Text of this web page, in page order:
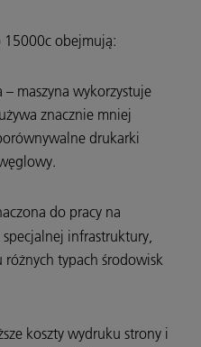
15000c obejmują:
– maszyna wykorzystuje
znacznie mniej
drukarki
do pracy na
infrastruktury,
typach środowisk
koszty wydruku strony i